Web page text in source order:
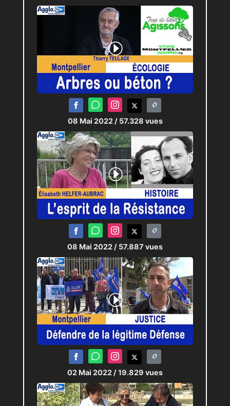
08 Mai 2022 / 57.328 vues
08 Mai 2022 / 57.887 vues
02 Mai 2022 / 19.829 vues